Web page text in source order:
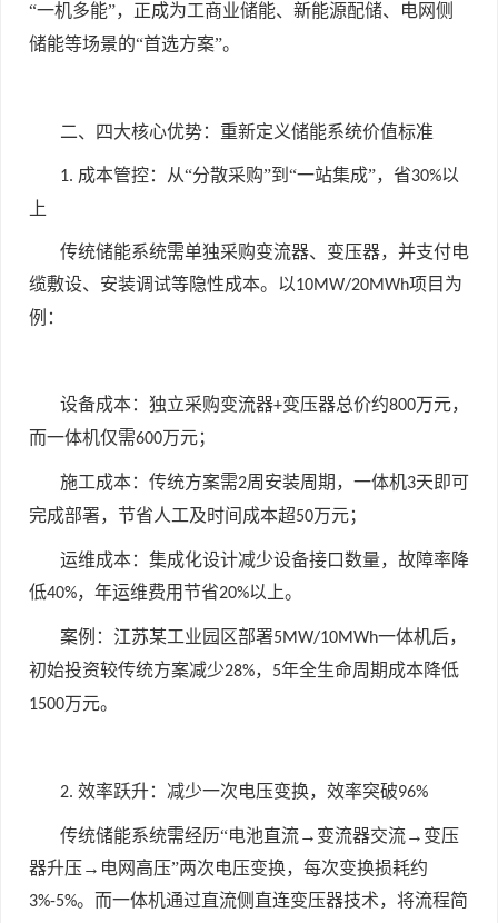
“一机多能”，正成为工商业储能、新能源配储、电网侧
储能等场景的“首选方案”。
二、四大核心优势：重新定义储能系统价值标准
1. 成本管控：从“分散采购”到“一站集成”，省30%以
上
传统储能系统需单独采购变流器、变压器，并支付电
缆敷设、安装调试等隐性成本。以10MW/20MWh项目为
例：
设备成本：独立采购变流器+变压器总价约800万元，
而一体机仅需600万元；
施工成本：传统方案需2周安装周期，一体机3天即可
完成部署，节省人工及时间成本超50万元；
运维成本：集成化设计减少设备接口数量，故障率降
低40%，年运维费用节省20%以上。
案例：江苏某工业园区部署5MW/10MWh一体机后，
初始投资较传统方案减少28%， 5年全生命周期成本降低
1500万元。
2. 效率跃升：减少一次电压变换，效率突破96%
传统储能系统需经历“电池直流→变流器交流→变压
器升压→电网高压”两次电压变换，每次变换损耗约
3%-5%。而一体机通过直流侧直连变压器技术，将流程简